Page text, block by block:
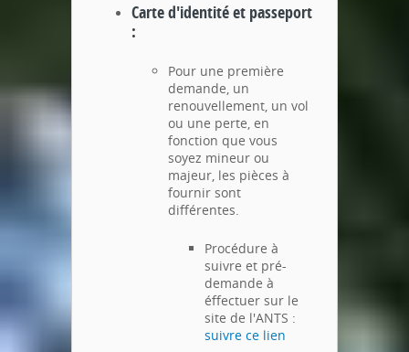
Carte d'identité et passeport
:
Pour une première
demande, un
renouvellement, un vol
ou une perte, en
fonction que vous
soyez mineur ou
majeur, les pièces à
fournir sont
différentes.
Procédure à
suivre et pré-
demande à
éffectuer sur le
site de l'ANTS :
suivre ce lien